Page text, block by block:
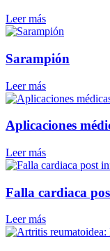
Leer más
Sarampión
Leer más
Aplicaciones
Leer más
Falla cardiaca
Leer más